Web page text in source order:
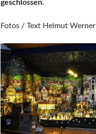
geschlossen.
Fotos / Text Helmut Werner